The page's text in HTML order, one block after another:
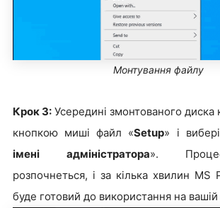
Монтування файлу
Крок 3: Усередині змонтованого диска
кнопкою миші файл «Setup» і
імені адміністратора».
розпочнеться, і за кілька хвилин MS
буде готовий до використання на вашій